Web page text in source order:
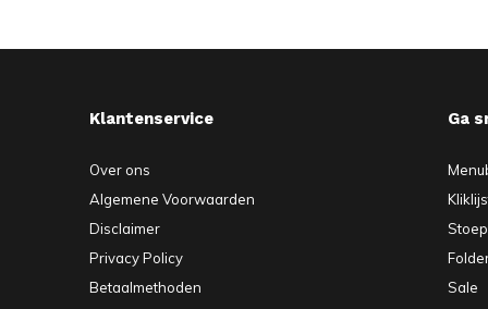
Klantenservice
Over ons
Algemene Voorwaarden
Disclaimer
Privacy Policy
Betaalmethoden
Ga
Sale